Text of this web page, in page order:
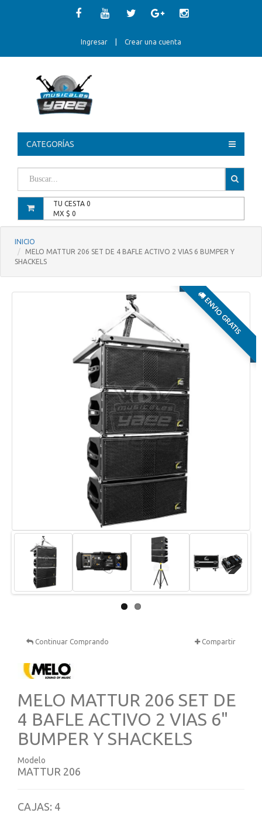
Ingresar Crear una cuenta
CATEGORÍAS
TU CESTA 0
MX $ 0
INICIO
MELO MATTUR 206 SET DE 4 BAFLE ACTIVO 2 VIAS 6 BUMPER Y
SHACKELS
ENVIO GRATIS
Next
Continuar Comprando Compartir
MELO MATTUR 206 SET DE
4 BAFLE ACTIVO 2 VIAS 6"
BUMPER Y SHACKELS
Modelo
MATTUR 206
CAJAS: 4